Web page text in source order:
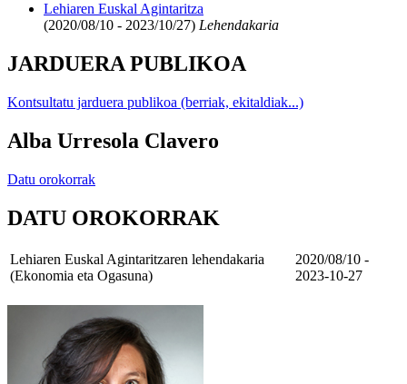
Lehiaren Euskal Agintaritza
(2020/08/10 - 2023/10/27) Lehendakaria
JARDUERA PUBLIKOA
Kontsultatu jarduera publikoa (berriak, ekitaldiak...)
Alba Urresola Clavero
Datu orokorrak
DATU OROKORRAK
Lehiaren Euskal Agintaritzaren lehendakaria
(Ekonomia eta Ogasuna)
2020/08/10 -
2023-10-27